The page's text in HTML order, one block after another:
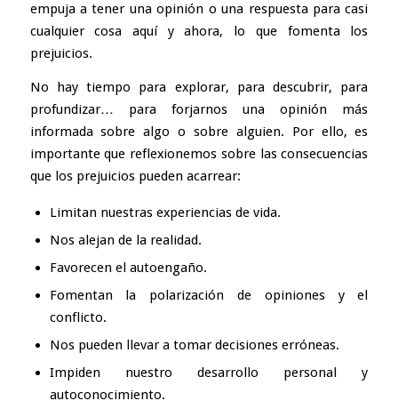
empuja a tener una opinión o una respuesta para casi
cualquier cosa aquí y ahora, lo que fomenta los
prejuicios.
No hay tiempo para explorar, para descubrir, para
profundizar… para forjarnos una opinión más
informada sobre algo o sobre alguien. Por ello, es
importante que reflexionemos sobre las consecuencias
que los prejuicios pueden acarrear:
Limitan nuestras experiencias de vida.
Nos alejan de la realidad.
Favorecen el autoengaño.
Fomentan la polarización de opiniones y el
conflicto.
Nos pueden llevar a tomar decisiones erróneas.
Impiden nuestro desarrollo personal y
autoconocimiento.